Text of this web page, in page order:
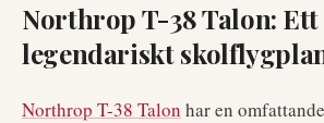
Northrop T-38 Talon: Ett
legendariskt
Northrop T-38 Talon har en